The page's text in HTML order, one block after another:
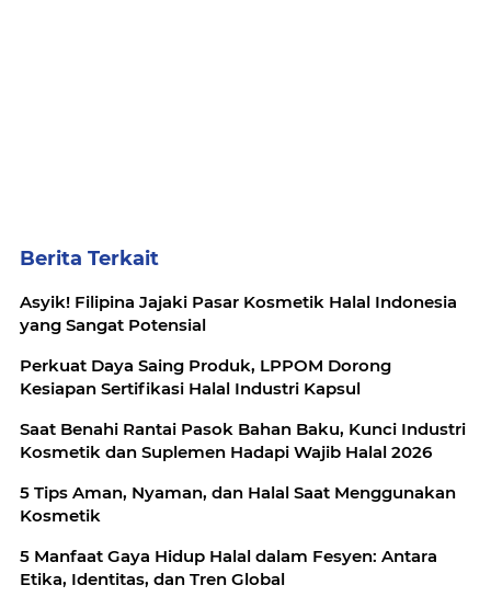
Berita Terkait
Asyik! Filipina Jajaki Pasar Kosmetik Halal Indonesia
yang Sangat Potensial
Perkuat Daya Saing Produk, LPPOM Dorong
Kesiapan Sertifikasi Halal Industri Kapsul
Saat Benahi Rantai Pasok Bahan Baku, Kunci Industri
Kosmetik dan Suplemen Hadapi Wajib Halal 2026
5 Tips Aman, Nyaman, dan Halal Saat Menggunakan
Kosmetik
5 Manfaat Gaya Hidup Halal dalam Fesyen: Antara
Etika, Identitas, dan Tren Global